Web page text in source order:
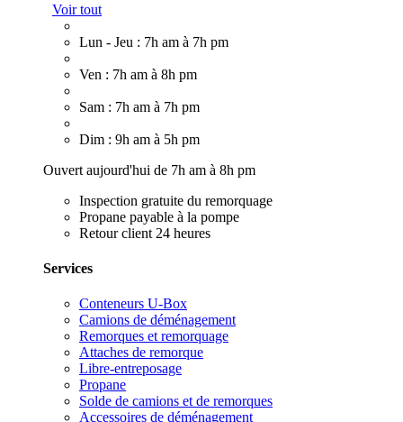
Voir tout
Lun - Jeu : 7h am à 7h pm
Ven : 7h am à 8h pm
Sam : 7h am à 7h pm
Dim : 9h am à 5h pm
Ouvert aujourd'hui de 7h am à 8h pm
Inspection gratuite du remorquage
Propane payable à la pompe
Retour client 24 heures
Services
Conteneurs U-Box
Camions de déménagement
Remorques et remorquage
Attaches de remorque
Libre-entreposage
Propane
Solde de camions et de remorques
Accessoires de déménagement